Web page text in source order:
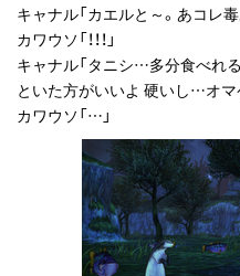
キャナル「カエルと～。あコレ
カワウソ「！！！」
キャナル「タニシ…多分食べれ
といた方がいいよ 硬いし…オマ
カワウソ「…」